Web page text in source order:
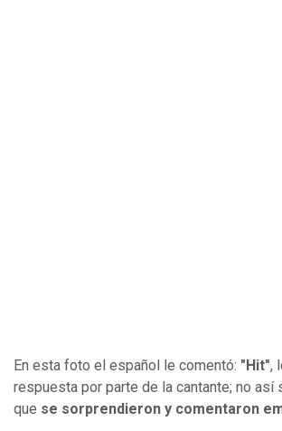
En esta foto el español le comentó: "Hit",
respuesta por parte de la cantante; no así
que se sorprendieron y comentaron